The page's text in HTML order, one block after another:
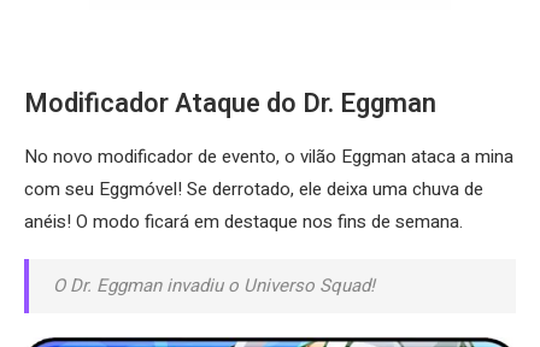
Modificador Ataque do Dr. Eggman
No novo modificador de evento, o vilão Eggman ataca a mina
com seu Eggmóvel! Se derrotado, ele deixa uma chuva de
anéis! O modo ficará em destaque nos fins de semana.
O Dr. Eggman invadiu o Universo Squad!